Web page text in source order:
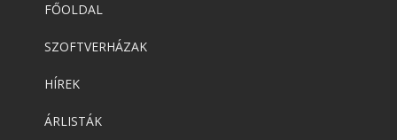
FŐOLDAL
SZOFTVERHÁZAK
HÍREK
ÁRLISTÁK